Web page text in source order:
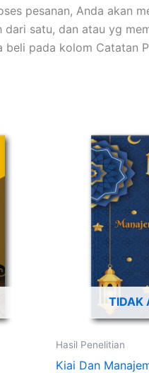
pesanan, Anda akan
satu, dan atau yg
pada kolom Catatan
TIDAK
Hasil Penelitian
Kiai Dan